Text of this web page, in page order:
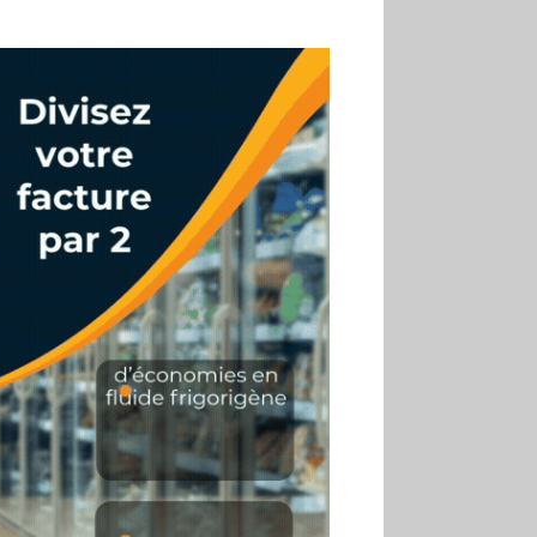
investissements pour
réduire sa consommation
d’eau
01.07
Aldi Studio lance sa
première collection capsule
inspirée de ses codes
visuels
01.07
Cafom annonce
des résultats semestriels en
hausse, portés par le e-
commerce
30.06
La Sportiva affiche
une croissance solide en
2025